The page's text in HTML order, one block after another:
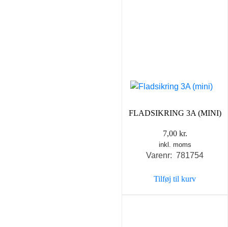
FLADSIKRING 3A (MINI)
7,00 kr.
inkl. moms
Varenr: 781754
Tilføj til kurv